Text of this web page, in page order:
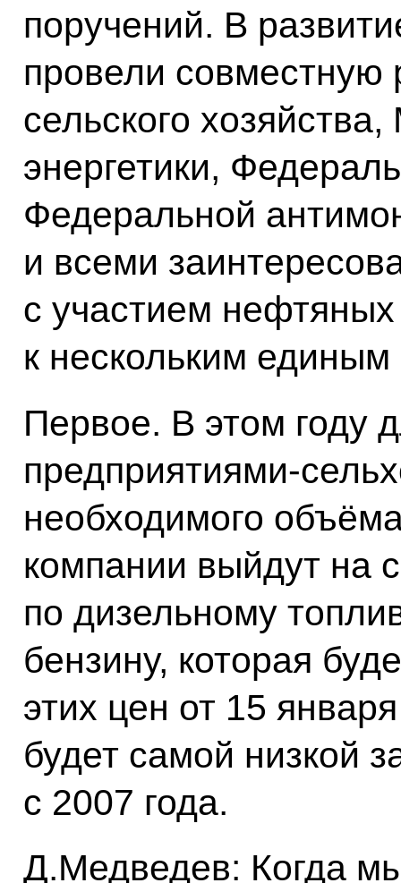
поручений. В
провели совместную
сельского
энергетики,
Федеральной
и всеми
с участием
к нескольким
Первое. В этом году
предприятиями-
необходимого
компании выйдут на
по дизельному
бензину, которая
этих цен от 15
будет самой низкой
с 2007 года.
Д.Медведев: Когда